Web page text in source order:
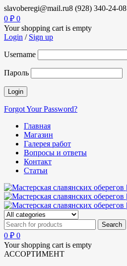
slavoberegi@mail.ru8 (928) 340-24-08
0 ₽ 0
Your shopping cart is empty
Login / Sign up
Username
Пароль
Forgot Your Password?
Главная
Магазин
Галерея работ
Вопросы и ответы
Контакт
Статьи
0 ₽ 0
Your shopping cart is empty
АССОРТИМЕНТ